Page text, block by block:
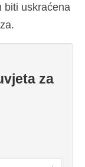
biti uskraćena
za